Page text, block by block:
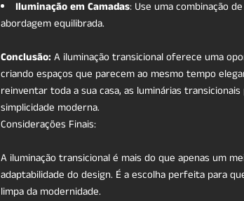
Iluminação em Camadas: Use uma combinação
abordagem equilibrada.
Conclusão: A iluminação transicional oferece uma
criando espaços que parecem ao mesmo tempo
reinventar toda a sua casa, as luminárias
simplicidade moderna.
Considerações Finais:
A iluminação transicional é mais do que apenas um
adaptabilidade do design. É a escolha perfeita para
limpa da modernidade.